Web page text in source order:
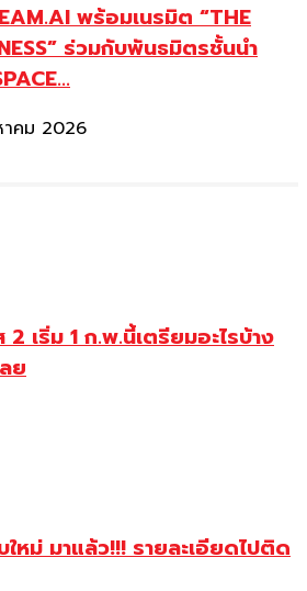
พร้อมเนรมิต “THE
ร่วมกับพันธมิตรชั้นนำ
าคม 2026
เริ่ม 1 ก.พ.นี้เตรียมอะไรบ้าง
ย
หม่ มาแล้ว!!! รายละเอียดไปติด